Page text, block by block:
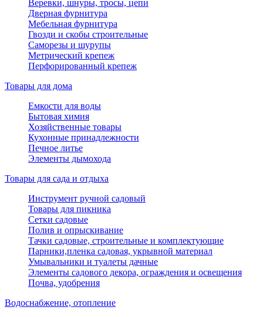
Веревки, шнуры, тросы, цепи
Дверная фурнитура
Мебельная фурнитура
Гвозди и скобы строительные
Саморезы и шурупы
Метрический крепеж
Перфорированный крепеж
Товары для дома
Емкости для воды
Бытовая химия
Хозяйственные товары
Кухонные принадлежности
Печное литье
Элементы дымохода
Товары для сада и отдыха
Инструмент ручной садовый
Товары для пикника
Сетки садовые
Полив и опрыскивание
Тачки садовые, строительные и комплектующие
Парники,пленка садовая, укрывной материал
Умывальники и туалеты дачные
Элементы садового декора, ограждения и освещения
Почва, удобрения
Водоснабжение, отопление